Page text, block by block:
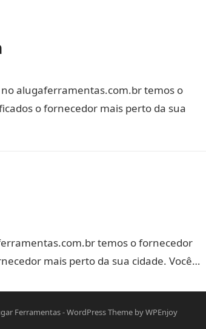
no alugaferramentas.com.br temos o
o fornecedor mais perto da sua
temos o fornecedor
mais perto da sua cidade. Você…
Ferramentas-WordPress Theme byWPEnjoy